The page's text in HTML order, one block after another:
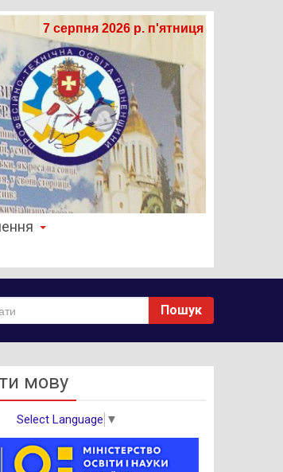
7 серпня 2026 р. п'ятниця
Пошук
мову
Select Language ▼